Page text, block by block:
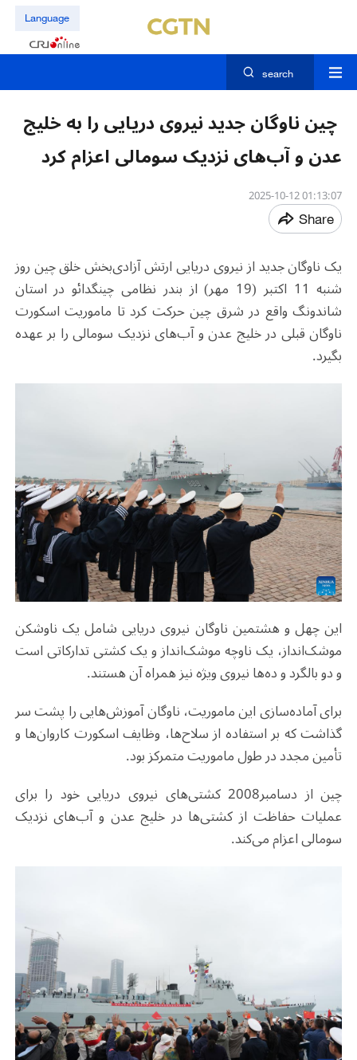
Language
search
چین ناوگان جدید نیروی دریایی را به خلیج
عدن و آب‌های نزدیک سومالی اعزام کرد
01:13:07 2025-10-12
Share
یک ناوگان جدید از نیروی دریایی ارتش آزادی‌بخش خلق چین روز
شنبه 11 اکتبر (19 مهر) از بندر نظامی چینگدائو در استان
شاندونگ واقع در شرق چین حرکت کرد تا ماموریت اسکورت
ناوگان قبلی در خلیج عدن و آب‌های نزدیک سومالی را بر عهده
بگیرد.
این چهل وهشتمین ناوگان نیروی دریایی شامل یک ناوشکن
موشک‌انداز، یک ناوچه موشک‌انداز و یک کشتی تدارکاتی است
و دو بالگرد و ده‌ها نیروی ویژه نیز همراه آن هستند.
برای آماده‌سازی این ماموریت، ناوگان آموزش‌هایی را پشت سر
گذاشت که بر استفاده از سلاح‌ها، وظایف اسکورت کاروان‌ها و
تأمین مجدد در طول ماموریت متمرکز بود.
چین از دسامبر2008 کشتی‌های نیروی دریایی خود را برای
عملیات حفاظت از کشتی‌ها در خلیج عدن و آب‌های نزدیک
سومالی اعزام می‌کند.